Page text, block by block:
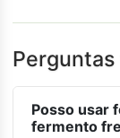
Posso usar
fermento